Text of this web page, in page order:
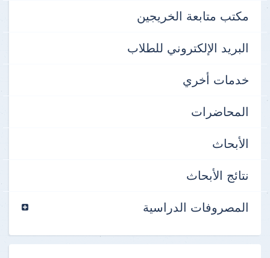
مكتب متابعة الخريجين
البريد الإلكتروني للطلاب
خدمات أخري
المحاضرات
الأبحاث
نتائج الأبحاث
المصروفات الدراسية